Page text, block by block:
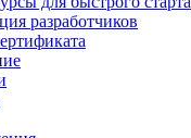
разработчиков